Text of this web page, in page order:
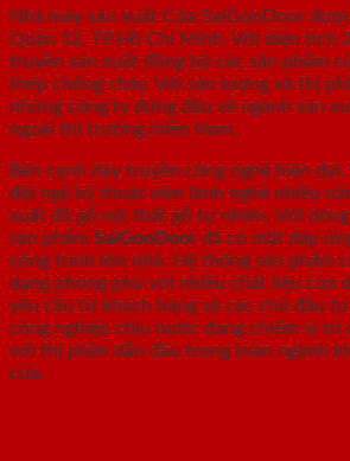
Nhà máy sản xuất Cửa SaiGonDoor
Quận 12, TP.Hồ Chí Minh. Với diện tích
truyền sản xuất đồng bộ các sản phẩm
thép chống cháy. Với sản lượng và thị
những công ty đứng đầu về ngành sản
ngoài thị trường miền Nam.
Bên cạnh dây truyền công nghệ hiện đại,
đội ngũ kỹ thuật viên lành nghề nhiều
xuất đồ gỗ nội thất gỗ tự nhiên. Với
sản phẩm SaiGonDoor đã có mặt đáp
công trình lớn nhỏ. Hệ thống sản phẩm
dạng phong phú với nhiều chất liệu cửa
yêu cầu từ khách hàng và các chủ đầu
công nghiệp chịu nước đang chiếm vị trí
với thị phần dẫn đầu trong toàn ngành
cửa.